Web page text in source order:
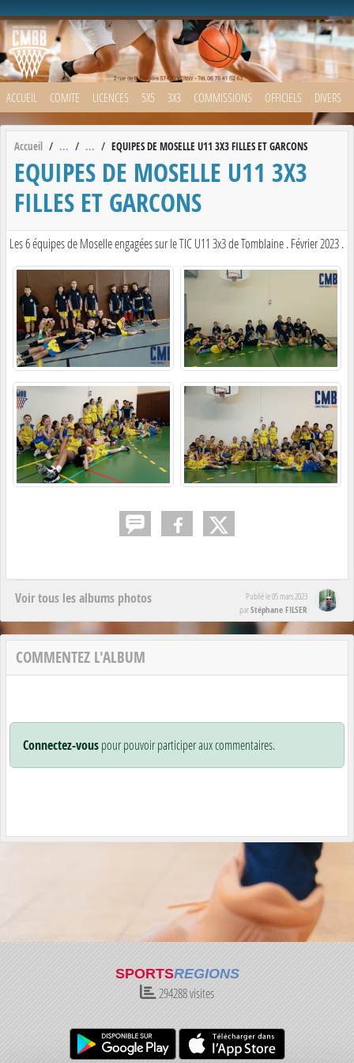
ACCUEIL COMITE LICENCES 5X5 3X3 COMMISSIONS OFFICIELS DIVERS
Accueil EQUIPES DE MOSELLE U11 3X3 FILLES ET GARCONS
EQUIPES DE MOSELLE U11 3X3
FILLES ET GARCONS
Les 6 équipes de Moselle engagées sur le TIC U11 3x3 de Tomblaine . Février 2023 .
Voir tous les albums photos Publié le05 mars 2023
parStéphane FILSER
COMMENTEZ L'ALBUM
Connectez-vouspour pouvoir participer aux commentaires.
SPORTSREGIONS
294288visites